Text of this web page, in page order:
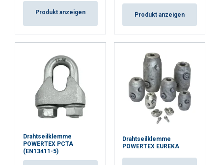
Produkt anzeigen Produkt anzeigen
Drahtseilklemme
POWERTEX PCTA
(EN13411-5)
Drahtseilklemme
POWERTEX EUREKA